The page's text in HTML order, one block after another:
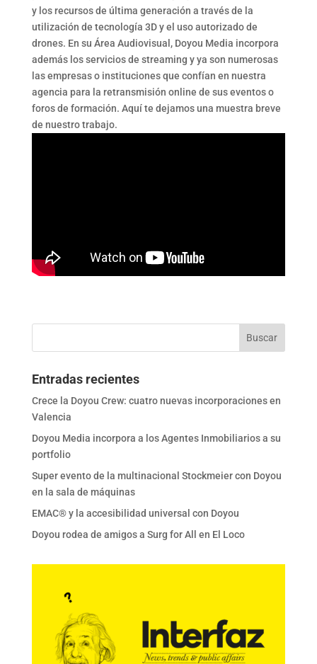
y los recursos de última generación a través de la
utilización de tecnología 3D y el uso autorizado de
drones. En su Área Audiovisual, Doyou Media incorpora
además los servicios de streaming y ya son numerosas
las empresas o instituciones que confían en nuestra
agencia para la retransmisión online de sus eventos o
foros de formación. Aquí te dejamos una muestra breve
de nuestro trabajo.
Entradas recientes
Crece la Doyou Crew: cuatro nuevas incorporaciones en
Valencia
Doyou Media incorpora a los Agentes Inmobiliarios a su
portfolio
Super evento de la multinacional Stockmeier con Doyou
en la sala de máquinas
EMAC® y la accesibilidad universal con Doyou
Doyou rodea de amigos a Surg for All en El Loco